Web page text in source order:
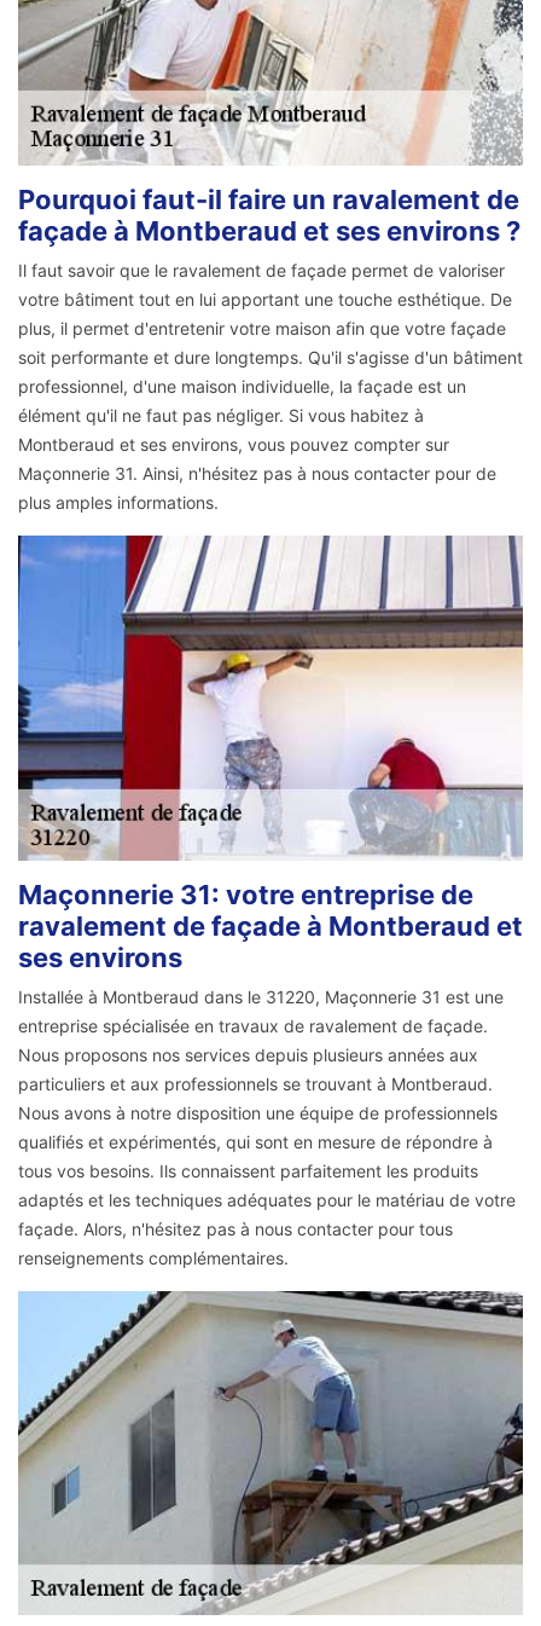
Pourquoi faut-il faire un ravalement de
façade à Montberaud et ses environs ?
Il faut savoir que le ravalement de façade permet de valoriser
votre bâtiment tout en lui apportant une touche esthétique. De
plus, il permet d'entretenir votre maison afin que votre façade
soit performante et dure longtemps. Qu'il s'agisse d'un bâtiment
professionnel, d'une maison individuelle, la façade est un
élément qu'il ne faut pas négliger. Si vous habitez à
Montberaud et ses environs, vous pouvez compter sur
Maçonnerie 31. Ainsi, n'hésitez pas à nous contacter pour de
plus amples informations.
Maçonnerie 31: votre entreprise de
ravalement de façade à Montberaud et
ses environs
Installée à Montberaud dans le 31220, Maçonnerie 31 est une
entreprise spécialisée en travaux de ravalement de façade.
Nous proposons nos services depuis plusieurs années aux
particuliers et aux professionnels se trouvant à Montberaud.
Nous avons à notre disposition une équipe de professionnels
qualifiés et expérimentés, qui sont en mesure de répondre à
tous vos besoins. Ils connaissent parfaitement les produits
adaptés et les techniques adéquates pour le matériau de votre
façade. Alors, n'hésitez pas à nous contacter pour tous
renseignements complémentaires.